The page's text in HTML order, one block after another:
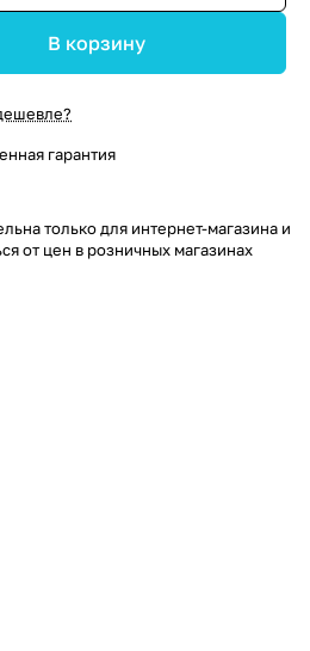
В корзину
гарантия
только для интернет-магазина и
от цен в розничных магазинах